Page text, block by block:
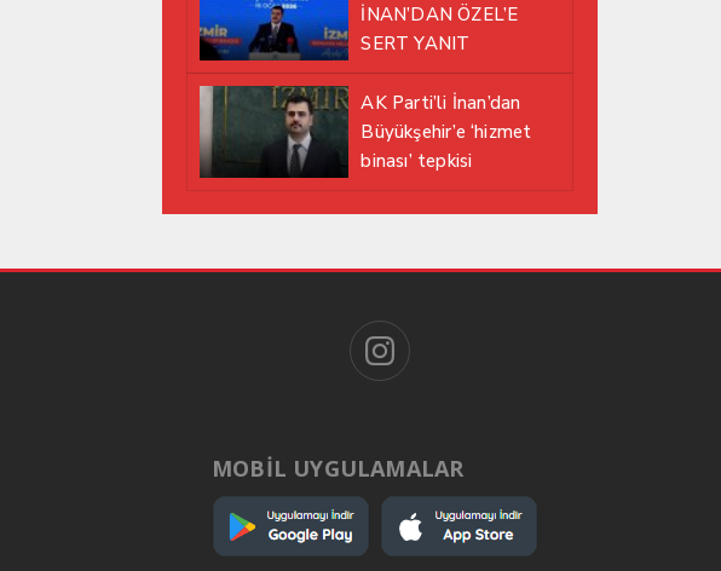
İNAN’DAN ÖZEL’E
SERT YANIT
AK Parti’li İnan’dan
Büyükşehir’e ‘hizmet
binası’ tepkisi
MOBİL UYGULAMALAR